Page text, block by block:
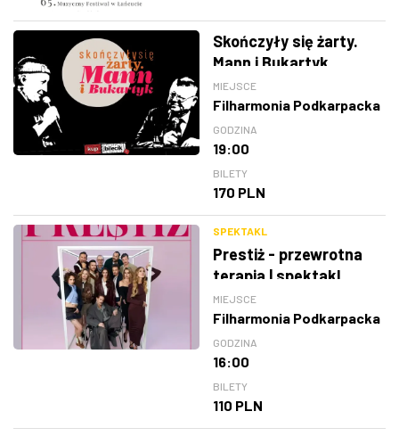
Skończyły się żarty.
Mann i Bukartyk
MIEJSCE
Filharmonia Podkarpacka
GODZINA
19:00
BILETY
170 PLN
SPEKTAKL
Prestiż - przewrotna
terapia | spektakl
MIEJSCE
Filharmonia Podkarpacka
GODZINA
16:00
BILETY
110 PLN